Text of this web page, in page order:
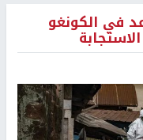
في الكونغو